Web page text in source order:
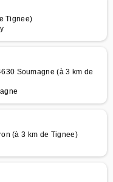
Tignee)
Soumagne (à 3 km de
(à 3 km de Tignee)